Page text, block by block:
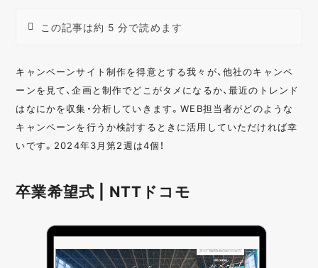
この記事は約 5 分で読めます
キャンペーンサイト制作を得意とする我々が、他社のキャンペ
ーンを見て、企画と制作でどこがタメになるか、最近のトレンド
はなにかを収集・分析していきます。WEB担当者がどのような
キャンペーンを行うか検討するときに活用していただければ幸
いです。2024年3月第2週は4個！
卒業希望式 | NTTドコモ